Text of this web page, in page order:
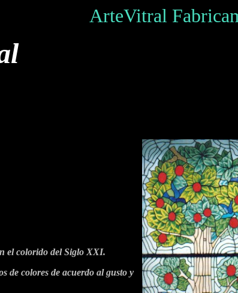
ArteVitral
el colorido del Siglo XXI.
de colores de acuerdo al gusto y